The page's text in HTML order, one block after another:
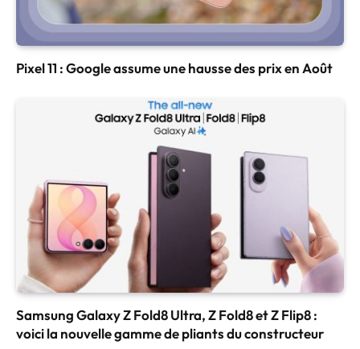
Pixel 11 : Google assume une hausse des prix en Août
Samsung Galaxy Z Fold8 Ultra, Z Fold8 et Z Flip8 :
voici la nouvelle gamme de pliants du constructeur